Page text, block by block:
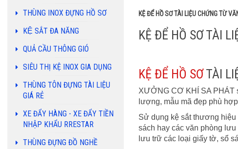
KỆ ĐỂ HỒ SƠ TÀI LIỆU CHỨNG TỪ
KỆ ĐỂ HỒ SƠ TÀI
KỆ ĐỂ HỒ SƠTÀI
XƯỞNG CƠ KHÍ SA PHÁT
lượng, mẫu mã đẹp phù
Sử dụng kệ sắt thương hiệu
sách hay các văn phòng
lưu trữ các loại giấy tờ, sổ
THÙNG INOX ĐỰNG HỒ SƠ
KỆ SẮT ĐA NĂNG
QUẢ CẦU THÔNG GIÓ
SIÊU THỊ KỆ INOX GIA DỤNG
THÙNG TÔN ĐỰNG TÀI LIỆU
GIÁ RẺ
XE ĐẨY HÀNG - XE ĐẨY TIỀN
NHẬP KHẨU RRESTAR
THÙNG ĐỰNG ĐỒ NGHỀ